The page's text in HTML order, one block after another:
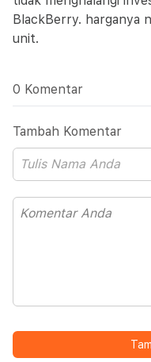
BlackBerry. harganya
unit.
0 Komentar
Tambah Komentar